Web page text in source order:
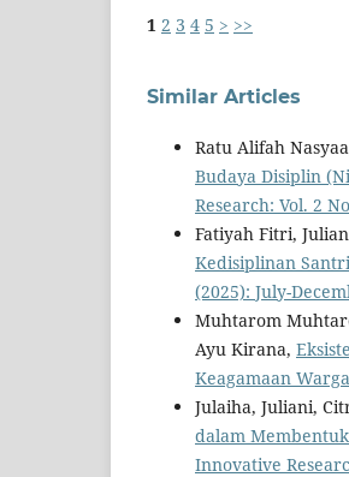
1 2 3 4 5 > >>
Similar Articles
Ratu Alifah
Budaya Disiplin
Research: Vol. 2
Fatiyah Fitri,
Kedisiplinan
(2025): July-
Muhtarom
Ayu Kirana,
Keagamaan
Julaiha, Juliani,
dalam
Innovative